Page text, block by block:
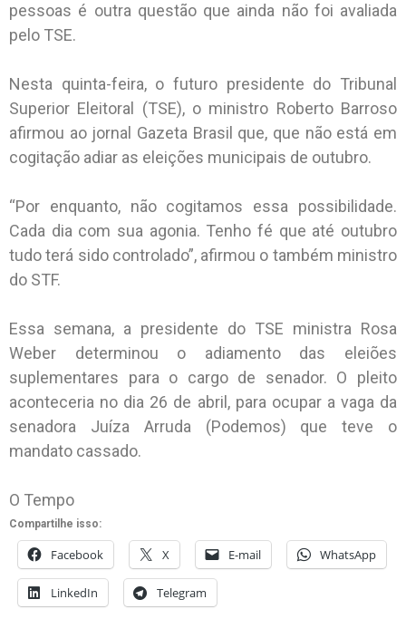
pessoas é outra questão que ainda não foi avaliada
pelo TSE.
Nesta quinta-feira, o futuro presidente do Tribunal
Superior Eleitoral (TSE), o ministro Roberto Barroso
afirmou ao jornal Gazeta Brasil que, que não está em
cogitação adiar as eleições municipais de outubro.
“Por enquanto, não cogitamos essa possibilidade.
Cada dia com sua agonia. Tenho fé que até outubro
tudo terá sido controlado”, afirmou o também ministro
do STF.
Essa semana, a presidente do TSE ministra Rosa
Weber determinou o adiamento das eleiões
suplementares para o cargo de senador. O pleito
aconteceria no dia 26 de abril, para ocupar a vaga da
senadora Juíza Arruda (Podemos) que teve o
mandato cassado.
O Tempo
Compartilhe isso:
Facebook X E-mail WhatsApp
LinkedIn Telegram